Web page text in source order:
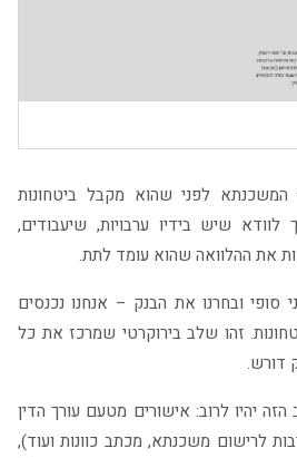
לפני שהוא מקבל ביטחונות
לוודא שיש בידיו ערבויות, שיעבודים,
את ההלוואה שהוא עומד לתת.
סופי ובחרנו את הבנק – אנחנו נכנסים
זהו שלב בירוקרטי שמרכז את כל
דורש.
יהיו לרוב: אישורים מטעם עורך הדין
לרישום משכנתא, מכתב כוונות ועוד),